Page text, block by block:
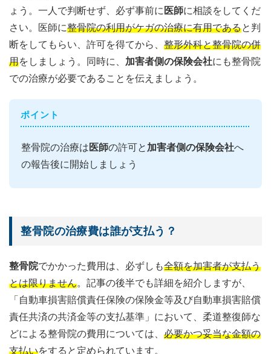
ょう。一人で判断せず、必ず事前に 医師に相談をしてくだ
さい。医師に整骨院の利用がケガの治療に有用であると判
断をしてもらい、許可を得てから、 整形外科と整骨院の併
用をしましょう。同時に、 加害者側の保険会社にも整骨院
での治療が必要であることを伝えましょう。
ポイント
整骨院の治療は 医師の許可と 加害者側の保険会社へ
の報告後に開始しましょう
整骨院の治療費は誰が支払う？
整骨院でかかった費用は、必ずしも全額を加害者が支払う
とは限りません。記事の後半でも詳細を紹介しますが、
「自動車損害賠償責任保険の保険金等及び自動車損害賠償
責任共済の共済金等の支払基準」において、柔道整復師な
どによる整骨院の費用については、 必要かつ妥当な金額の
支払いをすると定められています。